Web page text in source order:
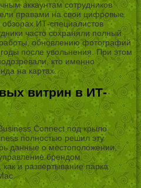
аккаунтам сотрудников
правами на свои цифровые
обзорах ИТ-специалистов
часто сохраняли полный
обновлению фотографий
после увольнения. При этом
кто именно
на картах.
витрин в ИТ-
Connect под крыло
полностью решил эту
данные о местоположении,
брендом
как и развертывание парка